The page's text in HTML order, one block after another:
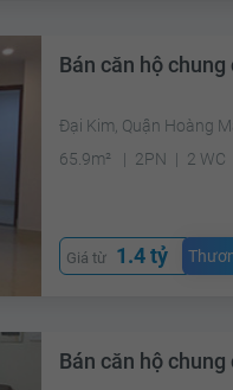
Bán căn hộ
Đại Kim, Quận Hoàng
65.9m²
2PN 2 WC
Giá từ 1.4 tỷ
Bán căn hộ